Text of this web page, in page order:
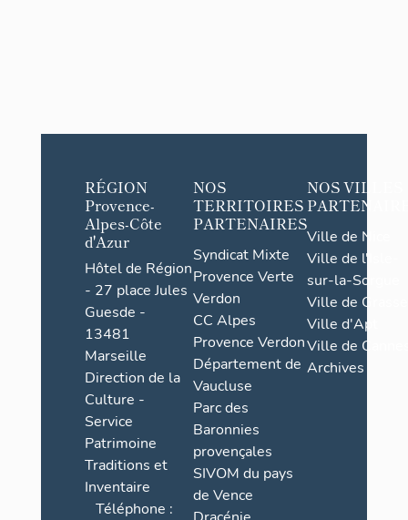
RÉGION
Provence-
Alpes-Côte
d'Azur
Hôtel de Région
- 27 place Jules
Guesde -
13481
Marseille
Direction de la
Culture -
Service
Patrimoine
Traditions et
Inventaire
Téléphone :
NOS
TERRITOIRES
PARTENAIRES
Syndicat Mixte
Provence Verte
Verdon
CC Alpes
Provence Verdon
Département de
Vaucluse
Parc des
Baronnies
provençales
SIVOM du pays
de Vence
NOS VILLES
Ville de Nice
Ville de l'Isle-
sur-la-Sorgue
Ville de Grasse
Ville d'Apt
Ville de
Archives